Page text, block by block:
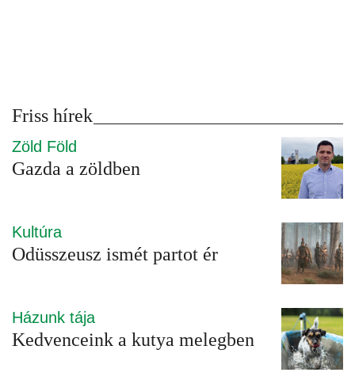
Friss hírek
Zöld Föld
Gazda a zöldben
Kultúra
Odüsszeusz ismét partot ér
Házunk tája
Kedvenceink a kutya melegben